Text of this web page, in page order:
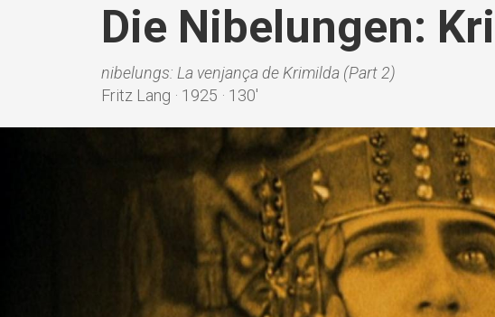
Die Nibelungen:
nibelungs: La venjança de Krimilda (Part 2)
Fritz Lang · 1925 · 130'